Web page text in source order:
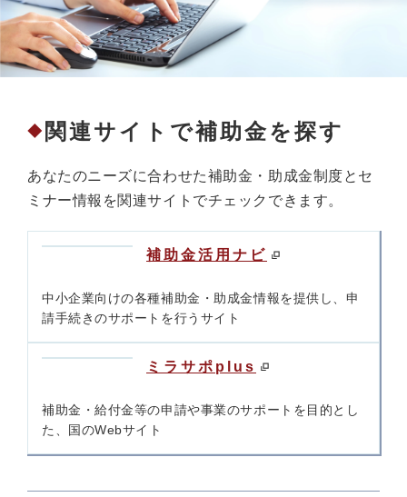
◆ 関連サイトで補助金を探す
あなたのニーズに合わせた補助金・助成金制度とセ
ミナー情報を関連サイトでチェックできます。
補助金活用ナビ
中小企業向けの各種補助金・助成金情報を提供し、申
請手続きのサポートを行うサイト
ミラサポplus
補助金・給付金等の申請や事業のサポートを目的とし
た、国のWebサイト